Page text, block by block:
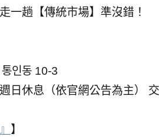
一趟【傳統市場】準沒錯！
인동 10-3
日休息（依官網公告為主）
】